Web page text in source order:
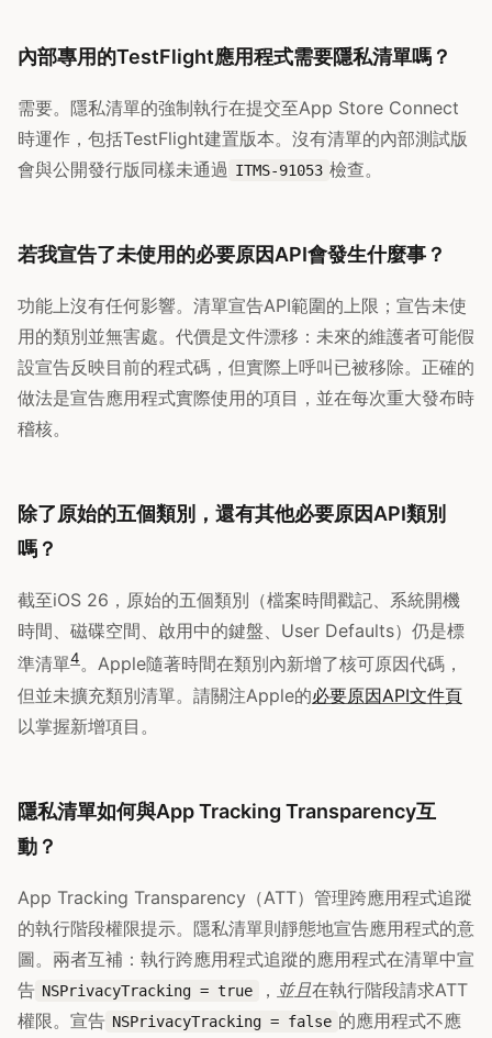
內部專用的TestFlight應用程式需要隱私清單嗎？
需要。隱私清單的強制執行在提交至App Store Connect
時運作，包括TestFlight建置版本。沒有清單的內部測試版
會與公開發行版同樣未通過 ITMS-91053 檢查。
若我宣告了未使用的必要原因API會發生什麼事？
功能上沒有任何影響。清單宣告API範圍的上限；宣告未使
用的類別並無害處。代價是文件漂移：未來的維護者可能假
設宣告反映目前的程式碼，但實際上呼叫已被移除。正確的
做法是宣告應用程式實際使用的項目，並在每次重大發布時
稽核。
除了原始的五個類別，還有其他必要原因API類別
嗎？
截至iOS 26，原始的五個類別（檔案時間戳記、系統開機
時間、磁碟空間、啟用中的鍵盤、User Defaults）仍是標
準清單4。Apple隨著時間在類別內新增了核可原因代碼，
但並未擴充類別清單。請關注Apple的必要原因API文件頁
以掌握新增項目。
隱私清單如何與App Tracking Transparency互
動？
App Tracking Transparency（ATT）管理跨應用程式追蹤
的執行階段權限提示。隱私清單則靜態地宣告應用程式的意
圖。兩者互補：執行跨應用程式追蹤的應用程式在清單中宣
告 NSPrivacyTracking = true ， 並且在執行階段請求ATT
權限。宣告 NSPrivacyTracking = false 的應用程式不應